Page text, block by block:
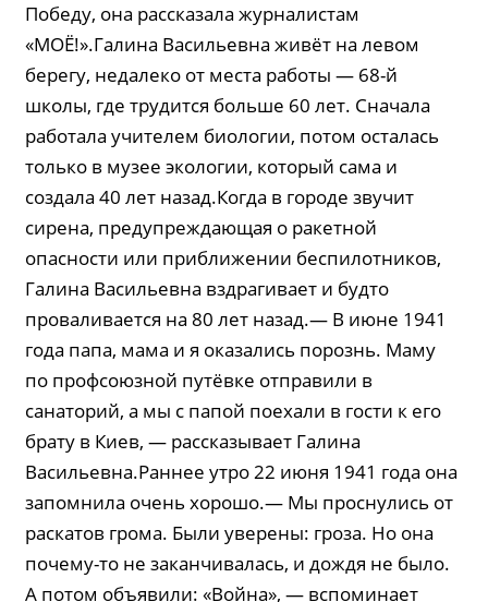
Победу, она рассказала журналистам
«МОЁ!».Галина Васильевна живёт на левом
берегу, недалеко от места работы — 68-й
школы, где трудится больше 60 лет. Сначала
работала учителем биологии, потом осталась
только в музее экологии, который сама и
создала 40 лет назад.Когда в городе звучит
сирена, предупреждающая о ракетной
опасности или приближении беспилотников,
Галина Васильевна вздрагивает и будто
проваливается на 80 лет назад.— В июне 1941
года папа, мама и я оказались порознь. Маму
по профсоюзной путёвке отправили в
санаторий, а мы с папой поехали в гости к его
брату в Киев, — рассказывает Галина
Васильевна.Раннее утро 22 июня 1941 года она
запомнила очень хорошо.— Мы проснулись от
раскатов грома. Были уверены: гроза. Но она
почему-то не заканчивалась, и дождя не было.
А потом объявили: «Война», — вспоминает